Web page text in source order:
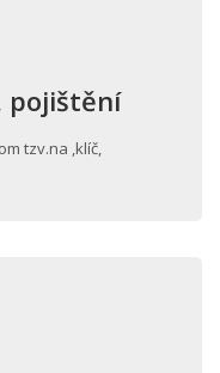
pojištění
tzv.na ,klíč,